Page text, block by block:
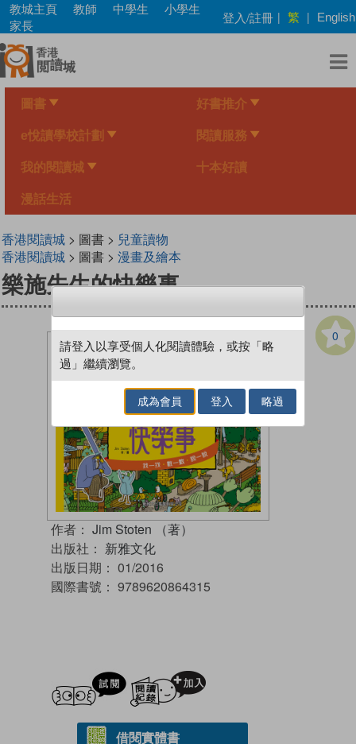
Skip
main
content
教城主頁 教師 中學生
小學生
家長
登入/註冊 | 繁 | English
圖書 好書推介
e悅讀學校計劃 閱讀服務
我的閱讀城 十本好讀
漫話生活
香港閱讀城> 圖書 > 兒童讀物
香港閱讀城> 圖書 > 漫畫及繪本
樂施先生的快樂事
0
作者： Jim Stoten （著）
出版社： 新雅文化
出版日期： 01/2016
國際書號： 9789620864315
試閲
借閱實體書
請登入以享受個人化閱讀體驗，或按「略
過」繼續瀏覽。
成為會員 登入 略過